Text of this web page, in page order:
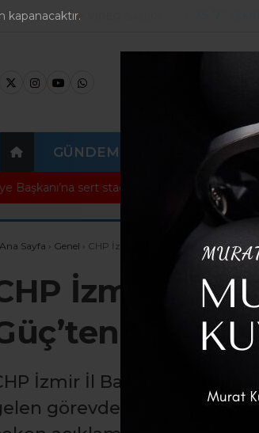
GALERİ
GÜNDEM EKONOMI
Denizli’den Çeşme’nin Yerel
Ana Sayfa › Genel › CHP İzmir’de Atama Tartışması:
İzmir’de
Dikkat
İzmir İl Başkanı
görevden alınacağı
kapanacaktır.